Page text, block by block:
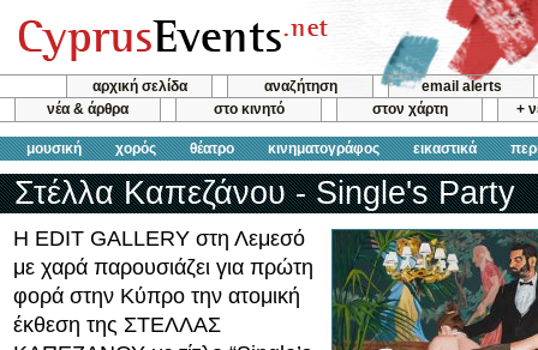
αρχική σελίδα αναζήτηση
email alerts
νέα & άρθρα
στο κινητό στον χάρτη +
μουσική χορός θέατρο κινηματογράφος εικαστικά
Στέλλα Καπεζάνου - Single's Party
Η EDIT GALLERY στη Λεμεσό
με χαρά παρουσιάζει για πρώτη
φορά στην Κύπρο την ατομική
έκθεση της ΣΤΕΛΛΑΣ